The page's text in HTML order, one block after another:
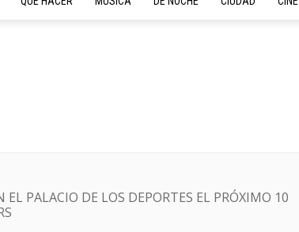
EL PALACIO DE LOS DEPORTES EL PRÓXIMO 10